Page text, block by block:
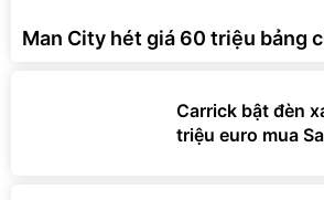
Man City hét giá 60 triệu bảng
Carrick bật đèn
triệu euro mua